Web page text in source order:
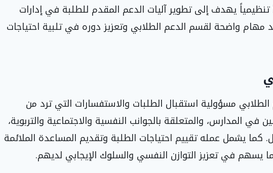
تنظيمياً يهدف إلى تطوير آليات الدعم المقدم للطلبة في إدارات
مهام واضحة لقسم الدعم الطلابي وتعزيز دوره في تلبية احتياجات
مسؤولية استقبال الطلبات والاستفسارات التي ترد من
في المدارس، والمتعلقة بالجوانب النفسية والاجتماعية والتربوية،
كما يشمل عمله تقييم احتياجات الطلبة وتقديم المساعدة الملائمة
يسهم في تعزيز التوازن النفسي والسلوك الإيجابي لديهم.